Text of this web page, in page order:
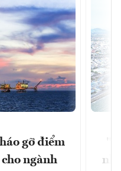
gỡ điểm
ngành